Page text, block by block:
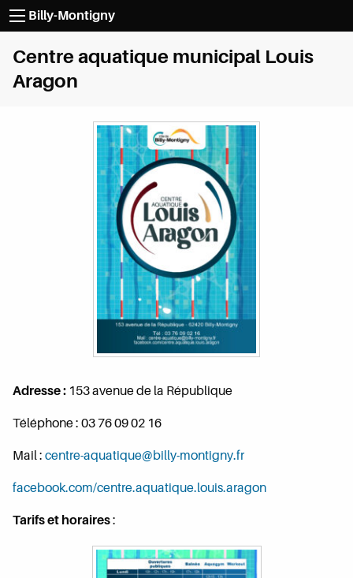
Passer au contenu
Billy-Montigny
Centre aquatique municipal Louis
Aragon
Adresse : 153 avenue de la République
Téléphone : 03 76 09 02 16
Mail : centre-aquatique@billy-montigny.fr
facebook.com/centre.aquatique.louis.aragon
Tarifs et horaires: